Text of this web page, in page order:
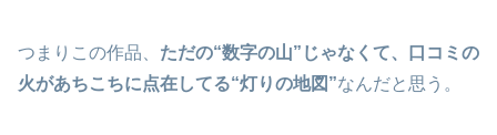
つまりこの作品、 ただの“数字の山”じゃなくて、口コミの
火があちこちに点在してる“灯りの地図”なんだと思う。